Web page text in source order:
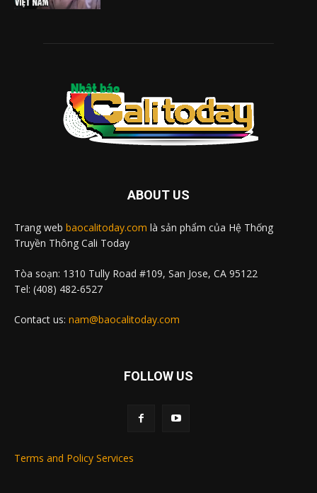
ABOUT US
Trang web baocalitoday.com là sản phẩm của Hệ Thống
Truyền Thông Cali Today
Tòa soạn: 1310 Tully Road #109, San Jose, CA 95122
Tel: (408) 482-6527
Contact us: nam@baocalitoday.com
FOLLOW US
Terms and Policy Services